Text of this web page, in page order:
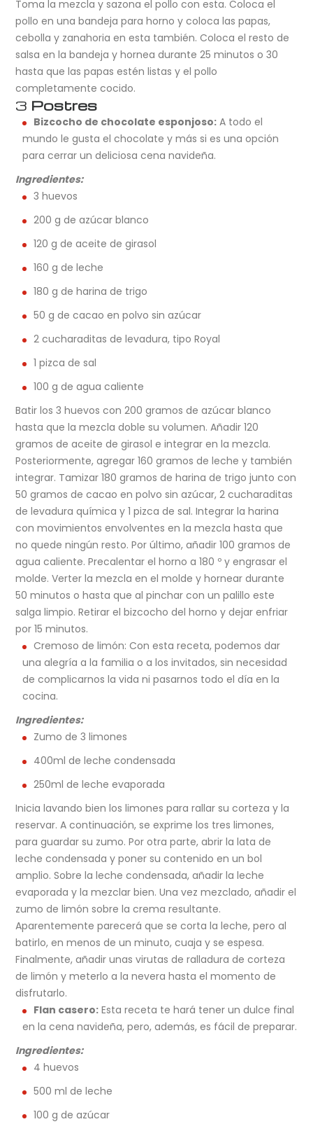
Toma la mezcla y sazona el pollo con esta. Coloca el
pollo en una bandeja para horno y coloca las papas,
cebolla y zanahoria en esta también. Coloca el resto de
salsa en la bandeja y hornea durante 25 minutos o 30
hasta que las papas estén listas y el pollo
completamente cocido.
3 Postres
Bizcocho de chocolate esponjoso: A todo el
mundo le gusta el chocolate y más si es una opción
para cerrar un deliciosa cena navideña.
Ingredientes:
3 huevos
200 g de azúcar blanco
120 g de aceite de girasol
160 g de leche
180 g de harina de trigo
50 g de cacao en polvo sin azúcar
2 cucharaditas de levadura, tipo Royal
1 pizca de sal
100 g de agua caliente
Batir los 3 huevos con 200 gramos de azúcar blanco
hasta que la mezcla doble su volumen. Añadir 120
gramos de aceite de girasol e integrar en la mezcla.
Posteriormente, agregar 160 gramos de leche y también
integrar. Tamizar 180 gramos de harina de trigo junto con
50 gramos de cacao en polvo sin azúcar, 2 cucharaditas
de levadura química y 1 pizca de sal. Integrar la harina
con movimientos envolventes en la mezcla hasta que
no quede ningún resto. Por último, añadir 100 gramos de
agua caliente. Precalentar el horno a 180 º y engrasar el
molde. Verter la mezcla en el molde y hornear durante
50 minutos o hasta que al pinchar con un palillo este
salga limpio. Retirar el bizcocho del horno y dejar enfriar
por 15 minutos.
Cremoso de limón: Con esta receta, podemos dar
una alegría a la familia o a los invitados, sin necesidad
de complicarnos la vida ni pasarnos todo el día en la
cocina.
Ingredientes:
Zumo de 3 limones
400ml de leche condensada
250ml de leche evaporada
Inicia lavando bien los limones para rallar su corteza y la
reservar. A continuación, se exprime los tres limones,
para guardar su zumo. Por otra parte, abrir la lata de
leche condensada y poner su contenido en un bol
amplio. Sobre la leche condensada, añadir la leche
evaporada y la mezclar bien. Una vez mezclado, añadir el
zumo de limón sobre la crema resultante.
Aparentemente parecerá que se corta la leche, pero al
batirlo, en menos de un minuto, cuaja y se espesa.
Finalmente, añadir unas virutas de ralladura de corteza
de limón y meterlo a la nevera hasta el momento de
disfrutarlo.
Flan casero: Esta receta te hará tener un dulce final
en la cena navideña, pero, además, es fácil de preparar.
Ingredientes:
4 huevos
500 ml de leche
100 g de azúcar